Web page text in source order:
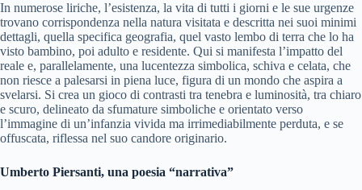
In numerose liriche, l’esistenza, la vita di tutti i giorni e le sue urgenze
trovano corrispondenza nella natura visitata e descritta nei suoi minimi
dettagli, quella specifica geografia, quel vasto lembo di terra che lo ha
visto bambino, poi adulto e residente. Qui si manifesta l’impatto del
reale e, parallelamente, una lucentezza simbolica, schiva e celata, che
non riesce a palesarsi in piena luce, figura di un mondo che aspira a
svelarsi. Si crea un gioco di contrasti tra tenebra e luminosità, tra chiaro
e scuro, delineato da sfumature simboliche e orientato verso
l’immagine di un’infanzia vivida ma irrimediabilmente perduta, e se
offuscata, riflessa nel suo candore originario.
Umberto Piersanti, una poesia “narrativa”